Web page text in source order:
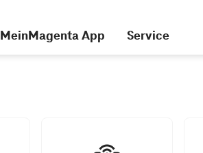
MeinMagenta App Service